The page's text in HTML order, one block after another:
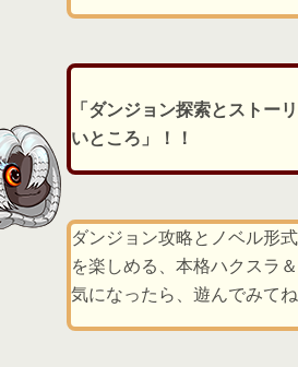
「ダンジョン探索とストー
いところ」！！
ダンジョン攻略とノベル形
を楽しめる、本格ハクスラ＆
気になったら、遊んでみてね